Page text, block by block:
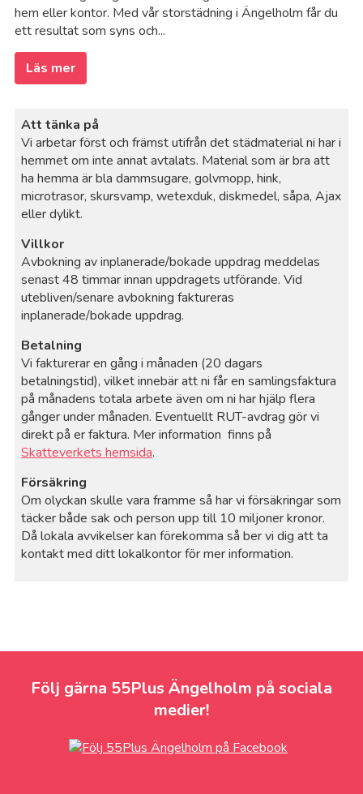
hem eller kontor. Med vår storstädning i Ängelholm får du
ett resultat som syns och...
Läs mer
Att tänka på
Vi arbetar först och främst utifrån det städmaterial ni har i
hemmet om inte annat avtalats. Material som är bra att
ha hemma är bla dammsugare, golvmopp, hink,
microtrasor, skursvamp, wetexduk, diskmedel, såpa, Ajax
eller dylikt.
Villkor
Avbokning av inplanerade/bokade uppdrag meddelas
senast 48 timmar innan uppdragets utförande. Vid
utebliven/senare avbokning faktureras
inplanerade/bokade uppdrag.
Betalning
Vi fakturerar en gång i månaden (20 dagars
betalningstid), vilket innebär att ni får en samlingsfaktura
på månadens totala arbete även om ni har hjälp flera
gånger under månaden. Eventuellt RUT-avdrag gör vi
direkt på er faktura. Mer information finns på
Skatteverkets hemsida.
Försäkring
Om olyckan skulle vara framme så har vi försäkringar som
täcker både sak och person upp till 10 miljoner kronor.
Då lokala avvikelser kan förekomma så ber vi dig att ta
kontakt med ditt lokalkontor för mer information.
Följ gärna 55Plus Ängelholm på sociala
medier!